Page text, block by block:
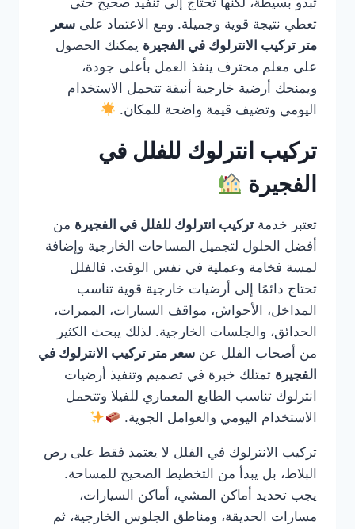
تعطي نتيجة قوية وجميلة. ومع الاعتماد على سعر
متر تركيب الانترلوك في الفجيرة يمكنك الحصول
على معلم محترف ينفذ العمل بأعلى جودة،
ويمنحك أرضية خارجية أنيقة تتحمل الاستخدام
اليومي وتضيف قيمة واضحة للمكان.
تركيب انترلوك للفلل في
الفجيرة
تعتبر خدمة تركيب انترلوك للفلل في الفجيرة من
أفضل الحلول لتجميل المساحات الخارجية وإضافة
لمسة فخامة وعملية في نفس الوقت. فالفلل
تحتاج دائمًا إلى أرضيات خارجية قوية تناسب
المداخل، الأحواش، مواقف السيارات، الممرات،
الحدائق، والجلسات الخارجية. لذلك يبحث الكثير
من أصحاب الفلل عن سعر متر تركيب الانترلوك في
الفجيرة تمتلك خبرة في تصميم وتنفيذ أرضيات
انترلوك تناسب الطابع المعماري للفيلا وتتحمل
الاستخدام اليومي والعوامل الجوية.
تركيب الانترلوك في الفلل لا يعتمد فقط على رص
البلاط، بل يبدأ من التخطيط الصحيح للمساحة.
يجب تحديد أماكن المشي، أماكن السيارات،
مسارات الحديقة، ومناطق الجلوس الخارجية، ثم